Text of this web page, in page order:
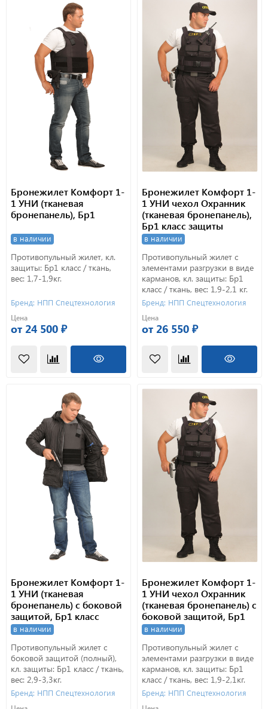
Бронежилет Комфорт 1-
1 УНИ (тканевая
бронепанель), Бр1
в наличии
Противопульный жилет, кл.
защиты: Бр1 класс / ткань,
вес: 1,7-1,9кг.
Бренд: НПП Спецтехнология
Цена
от 24 500 ₽
Бронежилет Комфорт 1-
1 УНИ чехол Охранник
(тканевая бронепанель),
Бр1 класс защиты
в наличии
Противопульный жилет с
элементами разгрузки в виде
карманов, кл. защиты: Бр1
класс / ткань, вес: 1,9-2,1 кг.
Бренд: НПП Спецтехнология
Цена
от 26 550 ₽
Бронежилет Комфорт 1-
1 УНИ (тканевая
бронепанель) с боковой
защитой, Бр1 класс
защиты. ПОЛНЫЙ.
в наличии
Противопульный жилет с
боковой защитой (полный),
кл. защиты: Бр1 класс / ткань,
вес: 2,9-3,3кг.
Бренд: НПП Спецтехнология
Бронежилет Комфорт 1-
1 УНИ чехол Охранник
(тканевая бронепанель) с
боковой защитой, Бр1
класс защиты. ПОЛНЫЙ
в наличии
Противопульный жилет с
элементами разгрузки в виде
карманов, кл. защиты: Бр1
класс / ткань, вес: 1,9-2,1кг.
Бренд: НПП Спецтехнология